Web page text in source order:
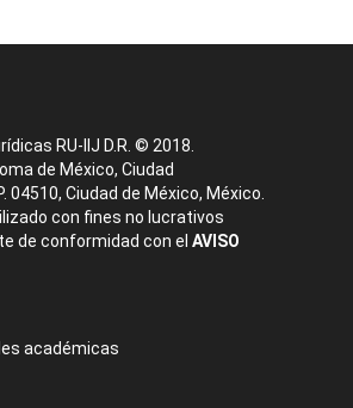
RU-IIJ D.R. © 2018.
de México, Ciudad
04510, Ciudad de México, México.
con fines no lucrativos
de conformidad con el AVISO
académicas